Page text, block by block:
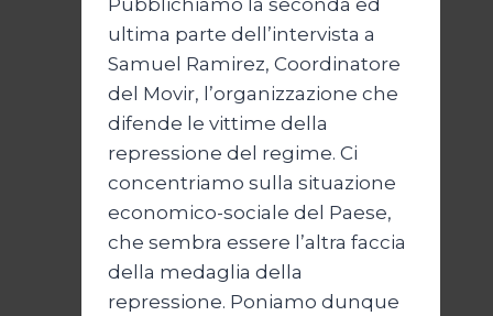
ultima parte dell’intervista a
Samuel Ramirez, Coordinatore
del Movir, l’organizzazione che
difende le vittime della
repressione del regime. Ci
concentriamo sulla situazione
economico-sociale del Paese,
che sembra essere l’altra faccia
della medaglia della
repressione. Poniamo dunque